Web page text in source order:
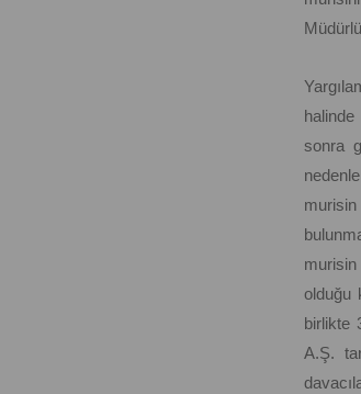
sonra
murisin
olduğu
birlikte
A.Ş.